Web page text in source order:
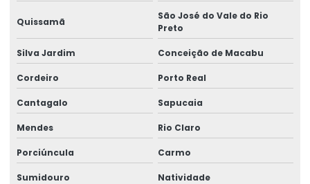
Etiquetas Em Papel Para Diversos Usos
Etiquetas Para Brindes E Promoções
Etiquetas Para Classificação De Produtos
Etiquetas Para Comércio
Etiquetas Para Embalagens E Produtos
Etiquetas Para Marcação De Preços
Quissamã
São José do Vale do Rio
Preto
Silva Jardim Conceição de Macabu
Cordeiro Porto Real
Cantagalo Sapucaia
Mendes Rio Claro
Porciúncula Carmo
Sumidouro Natividade